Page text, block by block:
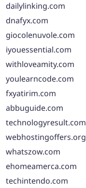
dailylinking.com
dnafyx.com
giocolenuvole.com
iyouessential.com
withloveamity.com
youlearncode.com
fxyatirim.com
abbuguide.com
technologyresult.com
webhostingoffers.org
whatszow.com
ehomeamerca.com
techintendo.com